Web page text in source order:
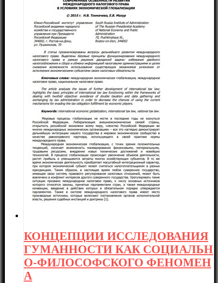
КОНЦЕПЦИИ ИССЛЕДОВАНИЯ
ГУМАННОСТИ КАК СОЦИАЛЬН
О-ФИЛОСОФСКОГО ФЕНОМЕН
А